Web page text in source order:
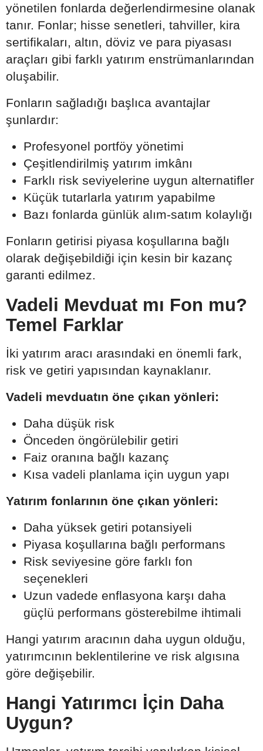
yönetilen fonlarda değerlendirmesine olanak
tanır. Fonlar; hisse senetleri, tahviller, kira
sertifikaları, altın, döviz ve para piyasası
araçları gibi farklı yatırım enstrümanlarından
oluşabilir.
Fonların sağladığı başlıca avantajlar
şunlardır:
Profesyonel portföy yönetimi
Çeşitlendirilmiş yatırım imkânı
Farklı risk seviyelerine uygun alternatifler
Küçük tutarlarla yatırım yapabilme
Bazı fonlarda günlük alım-satım kolaylığı
Fonların getirisi piyasa koşullarına bağlı
olarak değişebildiği için kesin bir kazanç
garanti edilmez.
Vadeli Mevduat mı Fon mu?
Temel Farklar
İki yatırım aracı arasındaki en önemli fark,
risk ve getiri yapısından kaynaklanır.
Vadeli mevduatın öne çıkan yönleri:
Daha düşük risk
Önceden öngörülebilir getiri
Faiz oranına bağlı kazanç
Kısa vadeli planlama için uygun yapı
Yatırım fonlarının öne çıkan yönleri:
Daha yüksek getiri potansiyeli
Piyasa koşullarına bağlı performans
Risk seviyesine göre farklı fon
seçenekleri
Uzun vadede enflasyona karşı daha
güçlü performans gösterebilme ihtimali
Hangi yatırım aracının daha uygun olduğu,
yatırımcının beklentilerine ve risk algısına
göre değişebilir.
Hangi Yatırımcı İçin Daha
Uygun?